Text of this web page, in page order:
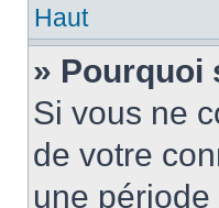
Haut
» Pourquoi
Si vous ne
de votre
une